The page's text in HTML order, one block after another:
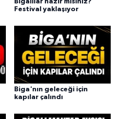
Bigalılar hazır mısınız?
Festival yaklaşıyor
Biga'nın geleceği için
kapılar çalındı